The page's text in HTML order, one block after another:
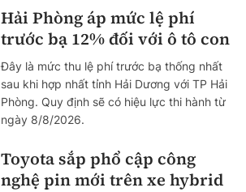
Hải Phòng áp mức lệ phí
trước bạ 12% đối với ô tô con
Đây là mức thu lệ phí trước bạ thống nhất
sau khi hợp nhất tỉnh Hải Dương với TP Hải
Phòng. Quy định sẽ có hiệu lực thi hành từ
ngày 8/8/2026.
Toyota sắp phổ cập công
nghệ pin mới trên xe hybrid